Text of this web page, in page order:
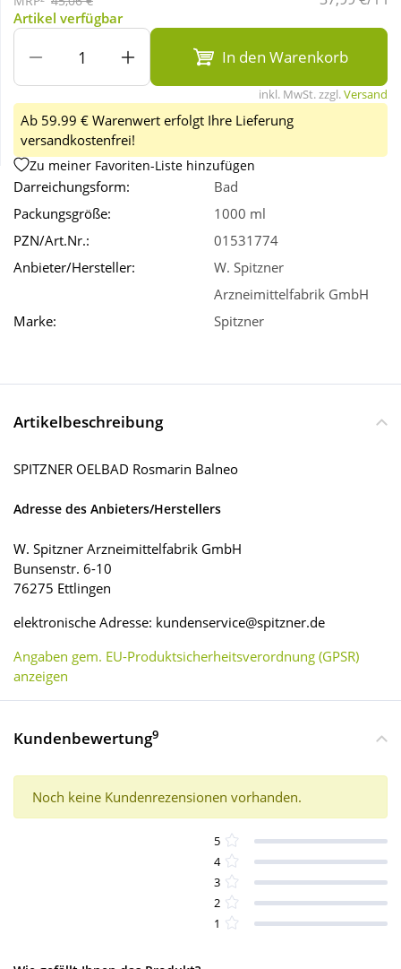
Wellness
Artikel verfügbar
In den Warenkorb
inkl. MwSt. zzgl.Versand
Ab 59.99 € Warenwert erfolgt Ihre Lieferung
versandkostenfrei!
Zu meiner Favoriten-Liste hinzufügen
Darreichungsform:
Bad
Packungsgröße:
1000 ml
PZN/Art.Nr.:
01531774
Anbieter/Hersteller:
W. Spitzner
Arzneimittelfabrik GmbH
Marke:
Spitzner
Artikelbeschreibung
SPITZNER OELBAD Rosmarin Balneo
Adresse des Anbieters/Herstellers
W. Spitzner Arzneimittelfabrik GmbH
Bunsenstr. 6-10
76275 Ettlingen
elektronische Adresse: kundenservice@spitzner.de
Angaben gem. EU-Produktsicherheitsverordnung (GPSR)
anzeigen
Kundenbewertung9
Noch keine Kundenrezensionen vorhanden.
5
4
3
2
1